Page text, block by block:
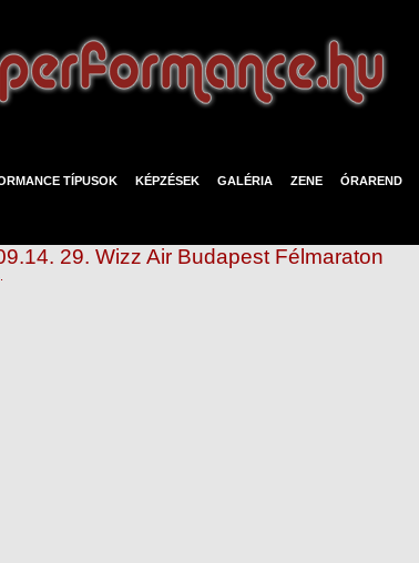
TÍPUSOK KÉPZÉSEK GALÉRIA ZENE ÓRAREND
29. Wizz Air Budapest Félmaraton